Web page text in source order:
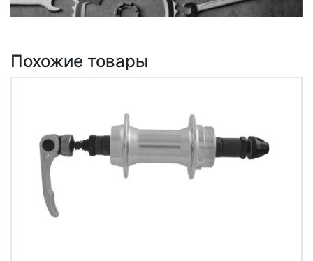
Похожие товары